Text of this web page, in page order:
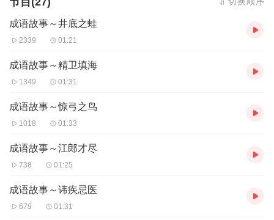
成语故事～井底之蛙
2339 01:21
成语故事～精卫填海
1349 01:31
成语故事～惊弓之鸟
1018 01:33
成语故事～江郎才尽
738 01:25
成语故事～讳疾忌医
679 01:31